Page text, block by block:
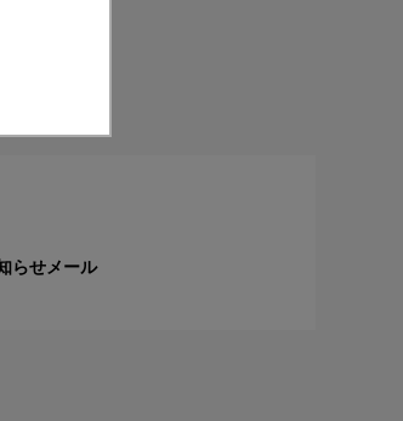
らせメール